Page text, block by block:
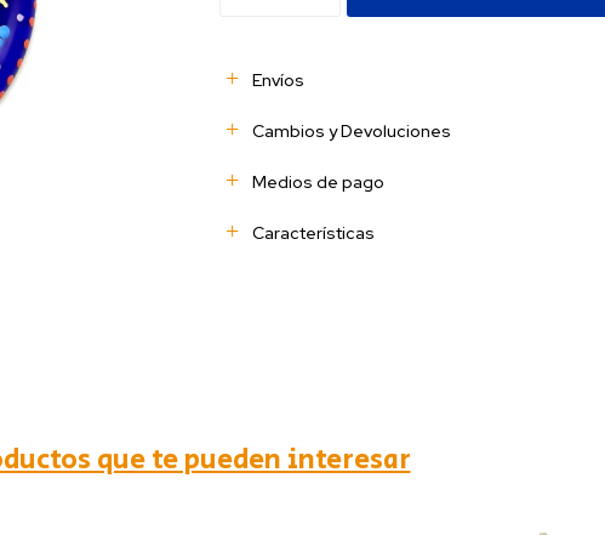
Envíos
Cambios y Devoluciones
Medios de pago
Características
que te pueden interesar